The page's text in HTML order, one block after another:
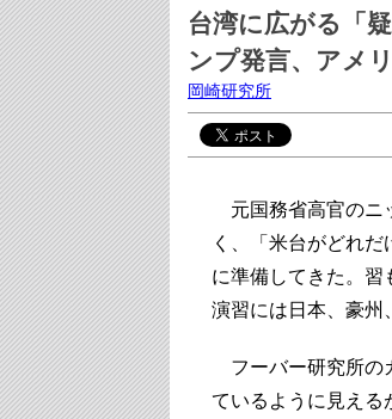
台湾に広がる「
ンプ発言、アメ
岡崎研究所
元国務省高官のニ
く、「米台がどれ
に準備してきた。習
演習には日本、豪州
フーバー研究所の
ているように見える